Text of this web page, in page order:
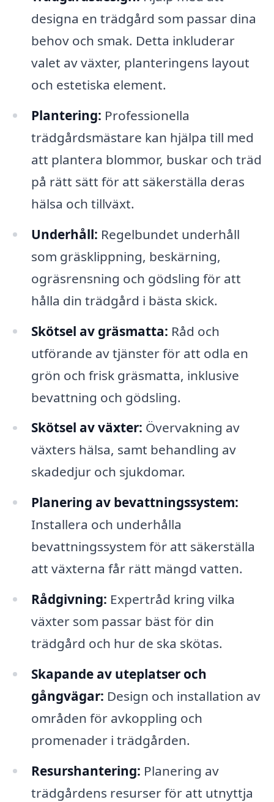
designa en trädgård som passar dina
behov och smak. Detta inkluderar
valet av växter, planteringens layout
och estetiska element.
Plantering: Professionella
trädgårdsmästare kan hjälpa till med
att plantera blommor, buskar och träd
på rätt sätt för att säkerställa deras
hälsa och tillväxt.
Underhåll: Regelbundet underhåll
som gräsklippning, beskärning,
ogräsrensning och gödsling för att
hålla din trädgård i bästa skick.
Skötsel av gräsmatta: Råd och
utförande av tjänster för att odla en
grön och frisk gräsmatta, inklusive
bevattning och gödsling.
Skötsel av växter: Övervakning av
växters hälsa, samt behandling av
skadedjur och sjukdomar.
Planering av bevattningssystem:
Installera och underhålla
bevattningssystem för att säkerställa
att växterna får rätt mängd vatten.
Rådgivning: Expertråd kring vilka
växter som passar bäst för din
trädgård och hur de ska skötas.
Skapande av uteplatser och
gångvägar: Design och installation av
områden för avkoppling och
promenader i trädgården.
Resurshantering: Planering av
trädgårdens resurser för att utnyttja